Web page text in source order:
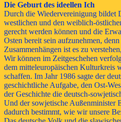
Die Geburt des ideellen Ich
Durch die Wiedervereinigung bildet
westlichen und den weiblich-
gerecht werden können und die
Osten bereit sein aufzunehmen,
Zusammenhängen ist es zu
Wir können im Zeitgeschehen
dem mitteleuropäischen Kulturkreis
schaffen. Im Jahr 1986 sagte der
geschichtliche Aufgabe, den Ost-
der Geschichte die deutsch-
Und der sowjetische Außenminister
dadurch bestimmt, wie wir unsere